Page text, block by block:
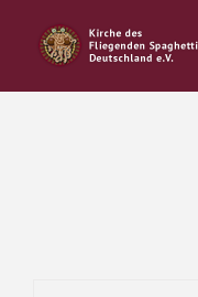
Inhalt
springen